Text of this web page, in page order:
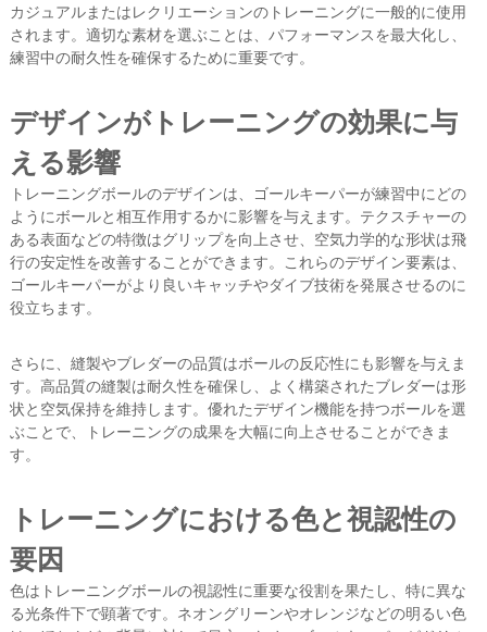
カジュアルまたはレクリエーションのトレーニングに一般的に使用
されます。適切な素材を選ぶことは、パフォーマンスを最大化し、
練習中の耐久性を確保するために重要です。
デザインがトレーニングの効果に与
える影響
トレーニングボールのデザインは、ゴールキーパーが練習中にどの
ようにボールと相互作用するかに影響を与えます。テクスチャーの
ある表面などの特徴はグリップを向上させ、空気力学的な形状は飛
行の安定性を改善することができます。これらのデザイン要素は、
ゴールキーパーがより良いキャッチやダイブ技術を発展させるのに
役立ちます。
さらに、縫製やブレダーの品質はボールの反応性にも影響を与えま
す。高品質の縫製は耐久性を確保し、よく構築されたブレダーは形
状と空気保持を維持します。優れたデザイン機能を持つボールを選
ぶことで、トレーニングの成果を大幅に向上させることができま
す。
トレーニングにおける色と視認性の
要因
色はトレーニングボールの視認性に重要な役割を果たし、特に異な
る光条件下で顕著です。ネオングリーンやオレンジなどの明るい色